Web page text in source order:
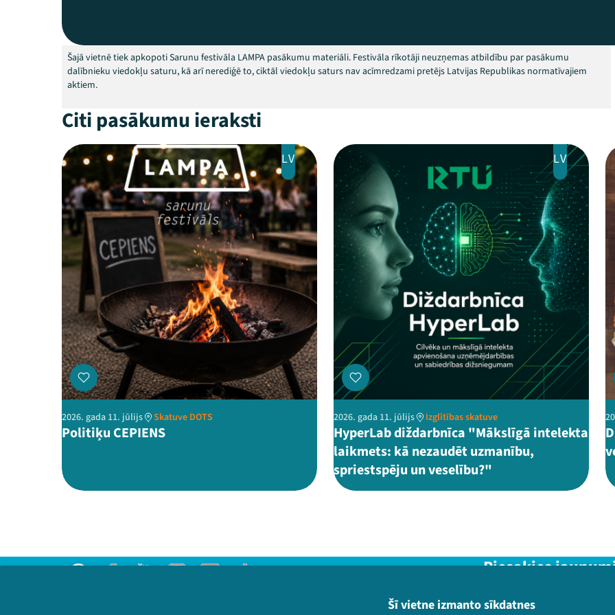
Šī vietne izmanto sīkdatnes
Šajā vietnē tiek apkopoti Sarunu festivāla LAMPA pasākumu materiāli. Festivāla rīkotāji neuzņemas atbildību par pasākumu
dalībnieku viedokļu saturu, kā arī nerediģē to, ciktāl viedokļu saturs nav acīmredzami pretējs Latvijas Republikas normatīvajiem
aktiem.
Citi pasākumu ieraksti
LV
2026. gada 11. jūlijs Skatuve DOTS
Politiķu CEPIENS
LV
2026. gada 11. jūlijs Izglītības skatuve
HyperLab diždarbnīca "Mākslīgā intelekta
laikmets: kā nezaudēt uzmanību,
spriestspēju un veselību?"
Piesakies
Nepalaid garām aktuālāko